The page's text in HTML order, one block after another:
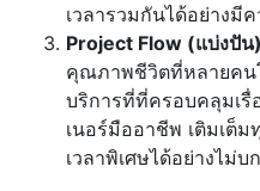
เวลารวมกันได้อย่างมี
Project Flow (แบ่งปัน)
คุณภาพชีวิตที่หลายคน
บริการที่ที่ครอบคลุมเรื่
เนอร์มืออาชีพ เติมเต็ม
เวลาพิเศษได้อย่างไม่บ